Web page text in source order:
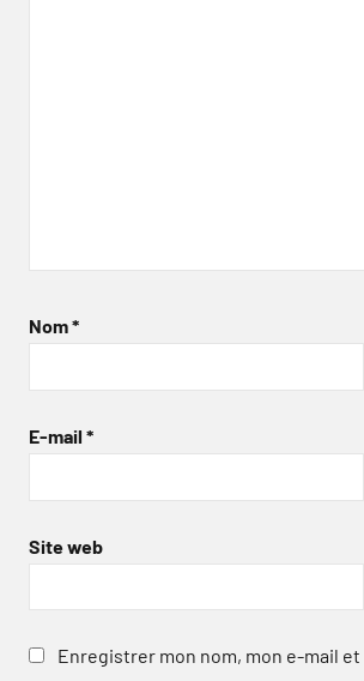
Nom*
E-mail *
Site web
Enregistrer mon nom, mon e-mail